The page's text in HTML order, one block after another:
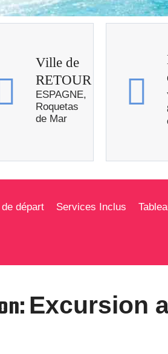
Ville de
RETOUR
ESPAGNE,
Roquetas
de Mar
départ Services Inclus
Excursion